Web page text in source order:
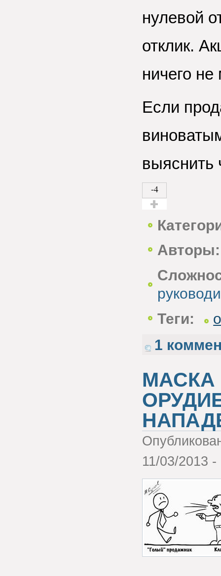
нулевой
отклик.
ничего
Если
выяснить
-4
Авторы:
Теги:
1
МАСКА
11/03/2013 -